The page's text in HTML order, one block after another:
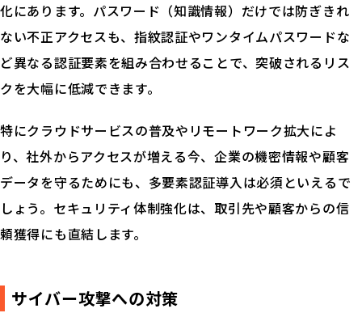
Palo Alto Networks とは
製品紹介
イベント
コラム
化にあります。パスワード（知識情報）だけでは防ぎきれ
ない不正アクセスも、指紋認証やワンタイムパスワードな
ど異なる認証要素を組み合わせることで、突破されるリス
クを大幅に低減できます。
特にクラウドサービスの普及やリモートワーク拡大によ
り、社外からアクセスが増える今、企業の機密情報や顧客
データを守るためにも、多要素認証導入は必須といえるで
しょう。セキュリティ体制強化は、取引先や顧客からの信
頼獲得にも直結します。
サイバー攻撃への対策